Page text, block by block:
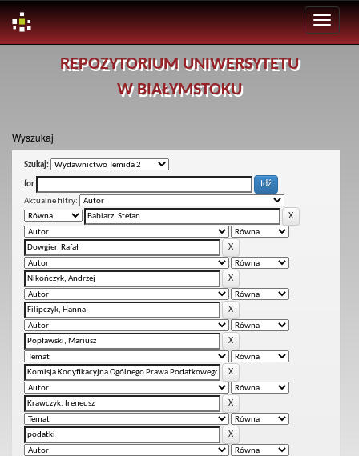
REPOZYTORIUM UNIWERSYTETU
W BIAŁYMSTOKU
Wyszukaj
Szukaj:
for
Aktualne filtry: